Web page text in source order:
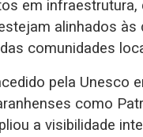
em infraestrutura,
alinhados às
comunidades
pela Unesco
como
a visibilidade